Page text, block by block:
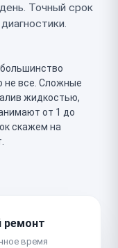
Точный срок
не все. Сложные
жидкостью,
от 1 до
скажем на
ремонт
время